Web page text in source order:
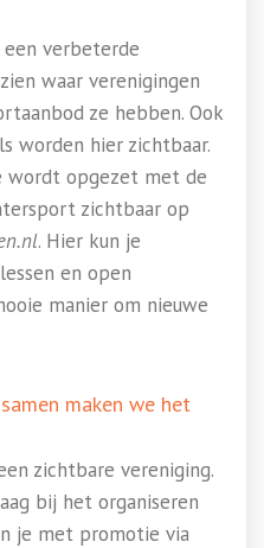
een verbeterde
waar verenigingen
ze hebben. Ook
worden hier zichtbaar.
wordt opgezet met de
zichtbaar op
. Hier kun je
en open
manier om nieuwe
maken we het
zichtbare vereniging.
bij het organiseren
je met promotie via